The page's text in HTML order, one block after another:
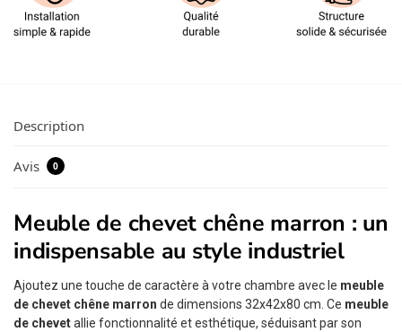
Description
Avis 0
Meuble de chevet chêne marron : un
indispensable au style industriel
Ajoutez une touche de caractère à votre chambre avec le meuble
de chevet chêne marron de dimensions 32x42x80 cm. Ce meuble
de chevetallie fonctionnalité et esthétique, séduisant par son